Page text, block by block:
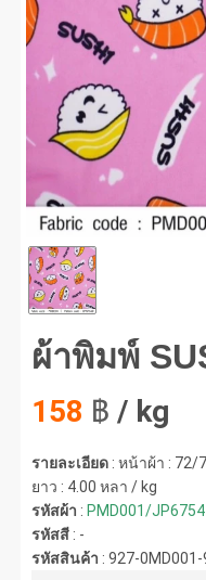
พิมพ์ SUSHI(ชมพู) #1
ผ้าพิมพ์
158 ฿ / kg
รายละเอียด : หน้าผ้า : 72/
ยาว : 4.00 หลา / kg
รหัสผ้า :PMD001/JP6754
รหัสสี : -
รหัสสินค้า :927-0MD001-